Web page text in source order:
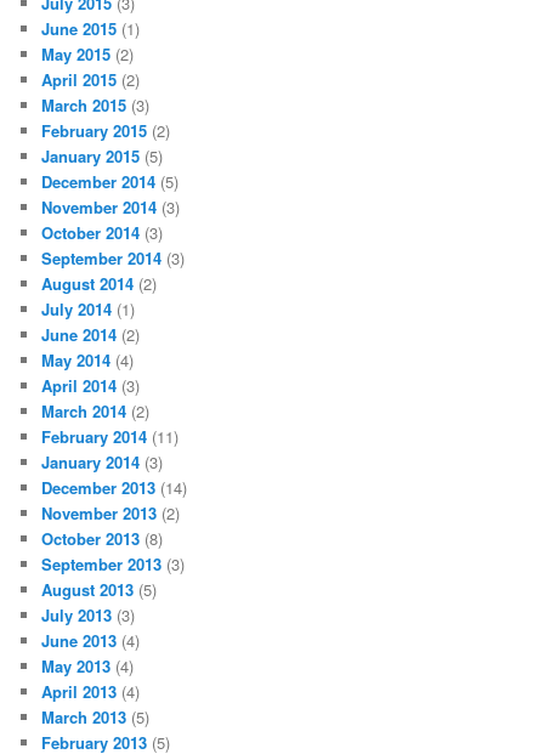
June 2015 (1)
May 2015 (2)
April 2015 (2)
March 2015 (3)
February 2015 (2)
January 2015 (5)
December 2014 (5)
November 2014 (3)
October 2014 (3)
September 2014 (3)
August 2014 (2)
July 2014 (1)
June 2014 (2)
May 2014 (4)
April 2014 (3)
March 2014 (2)
February 2014 (11)
January 2014 (3)
December 2013 (14)
November 2013 (2)
October 2013 (8)
September 2013 (3)
August 2013 (5)
July 2013 (3)
June 2013 (4)
May 2013 (4)
April 2013 (4)
March 2013 (5)
February 2013 (5)